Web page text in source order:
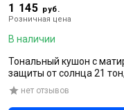
1 145 руб.
Розничная цена
В наличии
Тональный кушон с
защиты от солнца 21
нет отзывов